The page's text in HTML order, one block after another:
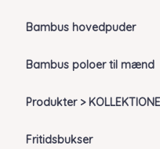
Bambus hovedpuder
Bambus poloer til mænd
Produkter >
Fritidsbukser